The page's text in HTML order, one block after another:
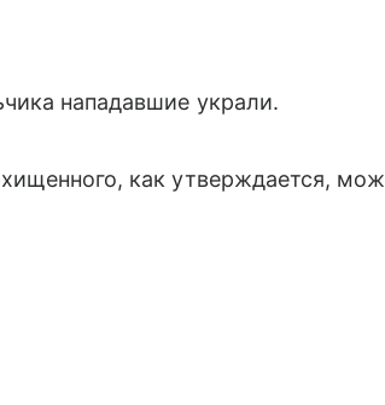
нападавшие украли.
как утверждается,